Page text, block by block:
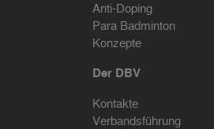
Anti-Doping
Para Badminton
Konzepte
Der DBV
Kontakte
Verbandsführung